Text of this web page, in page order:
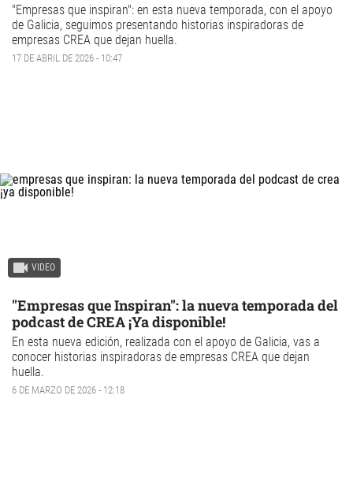
"Empresas que inspiran": en esta nueva temporada, con el apoyo
de Galicia, seguimos presentando historias inspiradoras de
empresas CREA que dejan huella.
17 DE ABRIL DE 2026 - 10:47
VIDEO
"Empresas que Inspiran": la nueva temporada del
podcast de CREA ¡Ya disponible!
En esta nueva edición, realizada con el apoyo de Galicia, vas a
conocer historias inspiradoras de empresas CREA que dejan
huella.
6 DE MARZO DE 2026 - 12:18